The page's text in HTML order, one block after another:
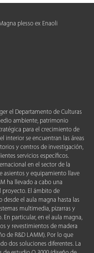
plesso ex Enaoli
el Departamento de Culturas
ambiente, patrimonio
para el crecimiento de
interior se encuentran las áreas
y centros de investigación,
servicios específicos.
en el sector de la
asientos y equipamiento llave
ha llevado a cabo una
El ámbito de
desde el aula magna hasta las
multimedia, pizarras y
particular, en el aula magna,
y revestimientos de madera
de R&D LAMM). Por lo que
dos soluciones diferentes. La